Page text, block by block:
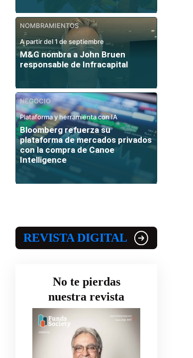
NOMBRAMIENTOS
A partir del 1 de septiembre
M&G nombra a John Bruen
responsable de Infracapital
NEGOCIO
Plataforma y herramienta con IA
Bloomberg refuerza su
plataforma de mercados privados
con la compra de Canoe
Intelligence
REVISTA DIGITAL
No te pierdas
nuestra revista